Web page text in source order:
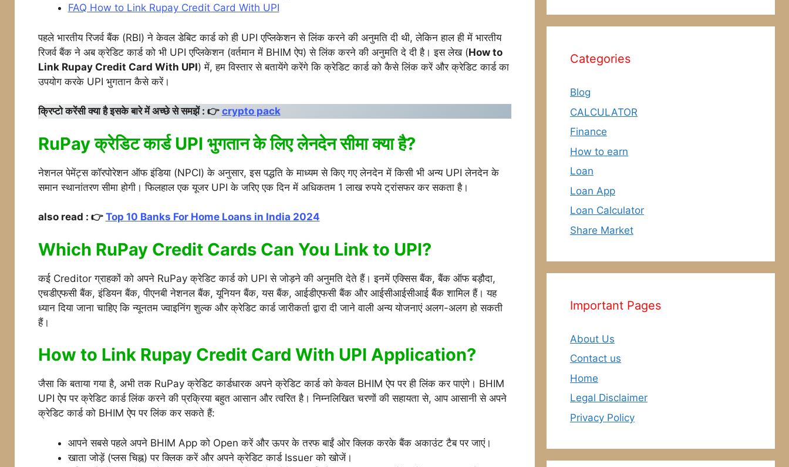
FAQ How to Link Rupay Credit Card With UPI
पहले भारतीय रिजर्व बैंक (RBI) ने केवल डेबिट कार्ड को ही UPI एप्लिकेशन से लिंक करने की अनुमति दी थी, लेकिन हाल ही में भारतीय
रिजर्व बैंक ने अब क्रेडिट कार्ड को भी UPI एप्लिकेशन (वर्तमान में BHIM ऐप) से लिंक करने की अनुमति दे दी है। इस लेख (How to
Link Rupay Credit Card With UPI) में, हम विस्तार से बतायेंगे करेंगे कि क्रेडिट कार्ड को कैसे लिंक करें और क्रेडिट कार्ड का
उपयोग करके UPI भुगतान कैसे करें।
क्रिप्टो करेंसी क्या है इसके बारे में अच्छे से समझें : 👉 crypto pack
RuPay क्रेडिट कार्ड UPI भुगतान के लिए लेनदेन सीमा क्या है?
नेशनल पेमेंट्स कॉरपोरेशन ऑफ इंडिया (NPCI) के अनुसार, इस पद्धति के माध्यम से किए गए लेनदेन में किसी भी अन्य UPI लेनदेन के
समान स्थानांतरण सीमा होगी। फिलहाल एक यूजर UPI के जरिए एक दिन में अधिकतम 1 लाख रुपये ट्रांसफर कर सकता है।
also read : 👉 Top 10 Banks For Home Loans in India 2024
Which RuPay Credit Cards Can You Link to UPI?
कई Creditor ग्राहकों को अपने RuPay क्रेडिट कार्ड को UPI से जोड़ने की अनुमति देते हैं। इनमें एक्सिस बैंक, बैंक ऑफ बड़ौदा,
एचडीएफसी बैंक, इंडियन बैंक, पीएनबी नेशनल बैंक, यूनियन बैंक, यस बैंक, आईडीएफसी बैंक और आईसीआईसीआई बैंक शामिल हैं। यह
ध्यान दिया जाना चाहिए कि न्यूनतम ज्वाइनिंग शुल्क और क्रेडिट कार्ड जारीकर्ता द्वारा दी जाने वाली अन्य योजनाएं अलग-अलग हो सकती
हैं।
How to Link Rupay Credit Card With UPI Application?
जैसा कि बताया गया है, अभी तक RuPay क्रेडिट कार्डधारक अपने क्रेडिट कार्ड को केवल BHIM ऐप पर ही लिंक कर पाएंगे। BHIM
UPI ऐप पर क्रेडिट कार्ड लिंक करने की प्रक्रिया बहुत आसान और त्वरित है। निम्नलिखित चरणों की सहायता से, आप आसानी से अपने
क्रेडिट कार्ड को BHIM ऐप पर लिंक कर सकते हैं:
आपने सबसे पहले अपने BHIM App को Open करें और ऊपर के तरफ बाईं ओर क्लिक करके बैंक अकाउंट टैब पर जाएं।
खाता जोड़ें (प्लस चिह्न) पर क्लिक करें और अपने क्रेडिट कार्ड Issuer को खोजें।
Categories
Blog
CALCULATOR
Finance
How to earn
Loan
Loan App
Loan Calculator
Share Market
Important Pages
About Us
Contact us
Home
Legal Disclaimer
Privacy Policy